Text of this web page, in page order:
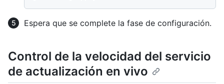
Espera que se complete la fase de configuración.
Control de la velocidad del servicio
de actualización en vivo